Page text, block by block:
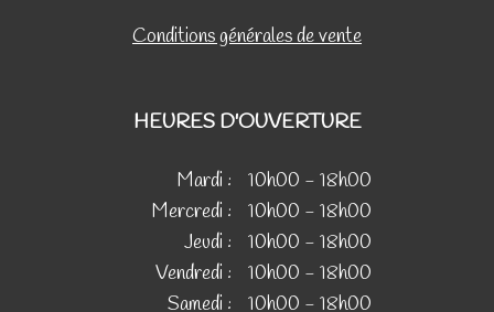
Conditions générales de vente
HEURES D'OUVERTURE
Mardi :
10h00 - 18h00
Mercredi :
10h00 - 18h00
Jeudi :
10h00 - 18h00
Vendredi :
10h00 - 18h00
Samedi :
10h00 - 18h00